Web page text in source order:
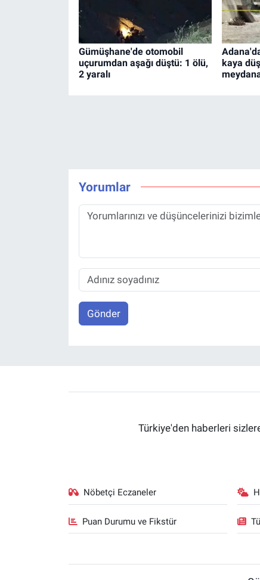
Gümüşhane'de otomobil
uçurumdan aşağı düştü: 1 ölü,
2 yaralı
kaya
Yorumlar
Gönder
Türkiye'den haberleri
Nöbetçi Eczaneler
Puan Durumu ve Fikstür